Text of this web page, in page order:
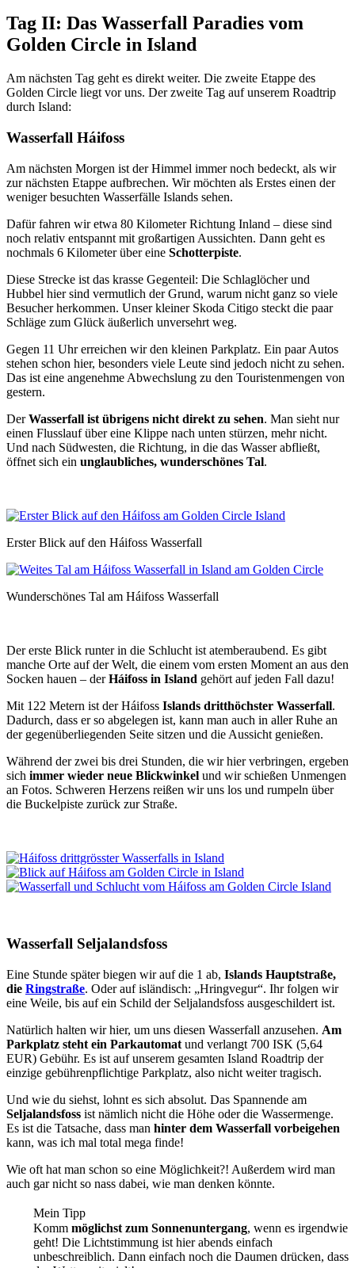
Tag II: Das Wasserfall Paradies vom
Golden Circle in Island
Am nächsten Tag geht es direkt weiter. Die zweite Etappe des
Golden Circle liegt vor uns. Der zweite Tag auf unserem Roadtrip
durch Island:
Wasserfall Háifoss
Am nächsten Morgen ist der Himmel immer noch bedeckt, als wir
zur nächsten Etappe aufbrechen. Wir möchten als Erstes einen der
weniger besuchten Wasserfälle Islands sehen.
Dafür fahren wir etwa 80 Kilometer Richtung Inland – diese sind
noch relativ entspannt mit großartigen Aussichten. Dann geht es
nochmals 6 Kilometer über eine Schotterpiste.
Diese Strecke ist das krasse Gegenteil: Die Schlaglöcher und
Hubbel hier sind vermutlich der Grund, warum nicht ganz so viele
Besucher herkommen. Unser kleiner Skoda Citigo steckt die paar
Schläge zum Glück äußerlich unversehrt weg.
Gegen 11 Uhr erreichen wir den kleinen Parkplatz. Ein paar Autos
stehen schon hier, besonders viele Leute sind jedoch nicht zu sehen.
Das ist eine angenehme Abwechslung zu den Touristenmengen von
gestern.
DerWasserfall ist übrigens nicht direkt zu sehen. Man sieht nur
einen Flusslauf über eine Klippe nach unten stürzen, mehr nicht.
Und nach Südwesten, die Richtung, in die das Wasser abfließt,
öffnet sich ein unglaubliches, wunderschönes Tal.
Erster Blick auf den Háifoss Wasserfall
Wunderschönes Tal am Háifoss Wasserfall
Der erste Blick runter in die Schlucht ist atemberaubend. Es gibt
manche Orte auf der Welt, die einem vom ersten Moment an aus den
Socken hauen – derHáifoss in Island gehört auf jeden Fall dazu!
Mit 122 Metern ist der Háifoss Islands dritthöchster Wasserfall.
Dadurch, dass er so abgelegen ist, kann man auch in aller Ruhe an
der gegenüberliegenden Seite sitzen und die Aussicht genießen.
Während der zwei bis drei Stunden, die wir hier verbringen, ergeben
sich immer wieder neue Blickwinkel und wir schießen Unmengen
an Fotos. Schweren Herzens reißen wir uns los und rumpeln über
die Buckelpiste zurück zur Straße.
Wasserfall Seljalandsfoss
Eine Stunde später biegen wir auf die 1 ab, Islands Hauptstraße,
die Ringstraße. Oder auf isländisch: „Hringvegur“. Ihr folgen wir
eine Weile, bis auf ein Schild der Seljalandsfoss ausgeschildert ist.
Natürlich halten wir hier, um uns diesen Wasserfall anzusehen. Am
Parkplatz steht ein Parkautomat und verlangt 700 ISK (5,64
EUR) Gebühr. Es ist auf unserem gesamten Island Roadtrip der
einzige gebührenpflichtige Parkplatz, also nicht weiter tragisch.
Und wie du siehst, lohnt es sich absolut. Das Spannende am
Seljalandsfoss ist nämlich nicht die Höhe oder die Wassermenge.
Es ist die Tatsache, dass man hinter dem Wasserfall vorbeigehen
kann, was ich mal total mega finde!
Wie oft hat man schon so eine Möglichkeit?! Außerdem wird man
auch gar nicht so nass dabei, wie man denken könnte.
Mein Tipp
Komm möglichst zum Sonnenuntergang, wenn es irgendwie
geht! Die Lichtstimmung ist hier abends einfach
unbeschreiblich. Dann einfach noch die Daumen drücken, dass